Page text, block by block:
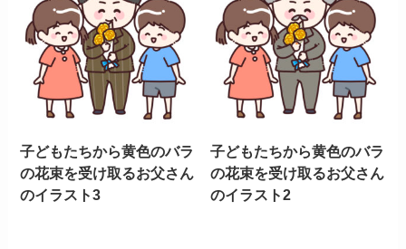
子どもたちから黄色のバラ
の花束を受け取るお父さん
のイラスト3
子どもたちから黄色のバラ
の花束を受け取るお父さん
のイラスト2